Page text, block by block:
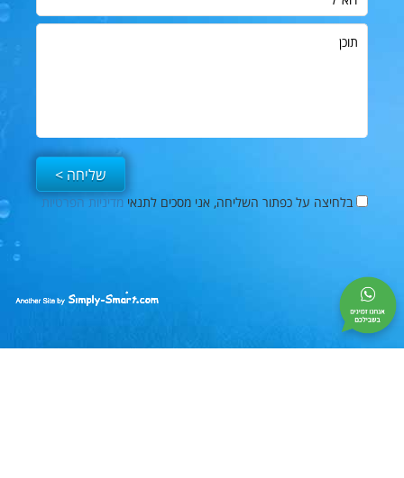
תוכן
בלחיצה על כפתור השליחה, אני מסכים לתנאי מדיניות הפרטיות
פייסבוק
Simply-
בניית